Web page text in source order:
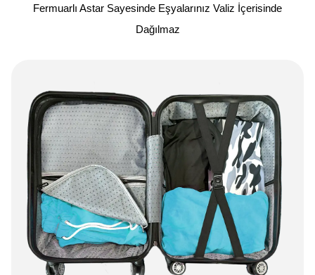
Fermuarlı Astar Sayesinde Eşyalarınız Valiz İçerisinde
Dağılmaz